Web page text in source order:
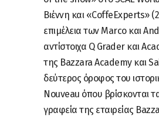
Βιέννη και «CoffeExperts»
επιμέλεια των Marco και
αντίστοιχα Q Grader και
της Bazzara Academy και
δεύτερος όροφος του
Nouveau όπου βρίσκονται
γραφεία της εταιρείας